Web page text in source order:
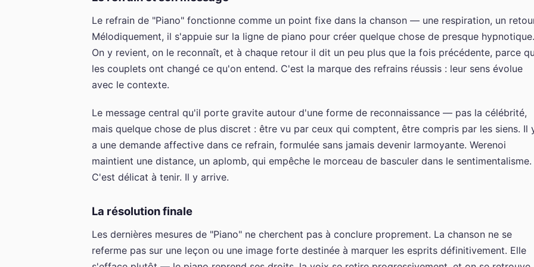
Le refrain de "Piano" fonctionne comme un point fixe dans la chanson — une respiration, un
Mélodiquement, il s'appuie sur la ligne de piano pour créer quelque chose de presque hypnotique.
On y revient, on le reconnaît, et à chaque retour il dit un peu plus que la fois précédente, parce
les couplets ont changé ce qu'on entend. C'est la marque des refrains réussis : leur sens évolue
avec le contexte.
Le message central qu'il porte gravite autour d'une forme de reconnaissance — pas la célébrité,
mais quelque chose de plus discret : être vu par ceux qui comptent, être compris par les siens. Il
a une demande affective dans ce refrain, formulée sans jamais devenir larmoyante. Werenoi
maintient une distance, un aplomb, qui empêche le morceau de basculer dans le sentimentalisme.
C'est délicat à tenir. Il y arrive.
La résolution finale
Les dernières mesures de "Piano" ne cherchent pas à conclure proprement. La chanson ne se
referme pas sur une leçon ou une image forte destinée à marquer les esprits définitivement. Elle